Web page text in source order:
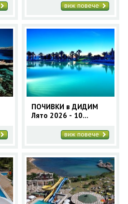
виж повече
ПОЧИВКИ в ДИДИМ
Лято 2026 - 10
програмавиж повече